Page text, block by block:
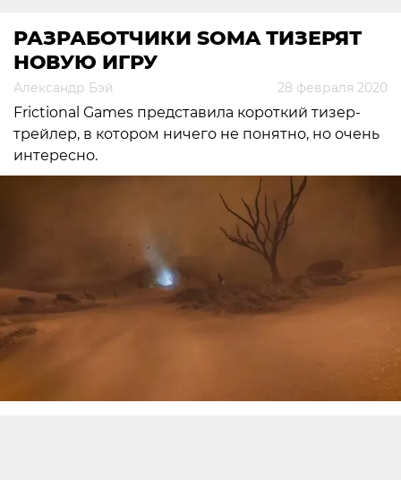
РАЗРАБОТЧИКИ SOMA ТИЗЕРЯТ
НОВУЮ ИГРУ
Александр Бэй 28 февраля 2020
Frictional Games представила короткий тизер-
трейлер, в котором ничего не понятно, но очень
интересно.